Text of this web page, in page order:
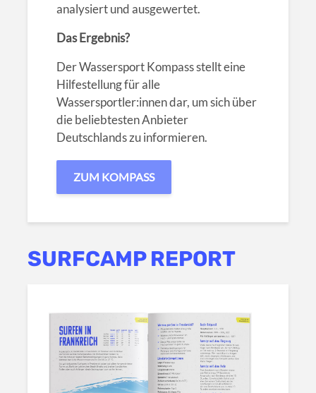
analysiert und ausgewertet.
Das Ergebnis?
Der Wassersport Kompass stellt eine
Hilfestellung für alle
Wassersportler:innen dar, um sich über
die beliebtesten Anbieter
Deutschlands zu informieren.
ZUM KOMPASS
SURFCAMP REPORT